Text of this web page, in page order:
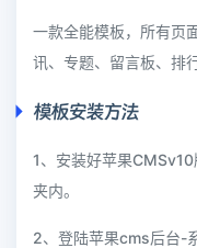
一款全能模板，所有页
讯、专题、留言板、排
模板安装方法
1、安装好苹果
夹内。
2、登陆苹果cms后台-